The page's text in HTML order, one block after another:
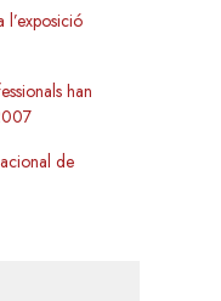
l’exposició
han
de